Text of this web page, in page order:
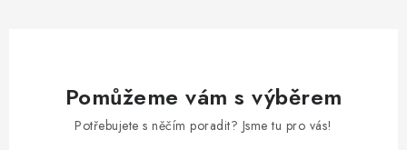
Pomůžeme vám s výběrem
Potřebujete s něčím poradit? Jsme tu pro vás!